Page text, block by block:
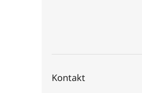
Kontakt